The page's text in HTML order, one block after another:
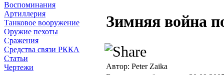
Воспоминания
Артиллерия
Танковое вооружение
Оружие пехоты
Сражения
Средства связи РККА
Статьи
Чертежи
Зимняя война
Автор: Peter Zaika